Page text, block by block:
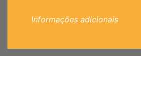
Informações adicionais